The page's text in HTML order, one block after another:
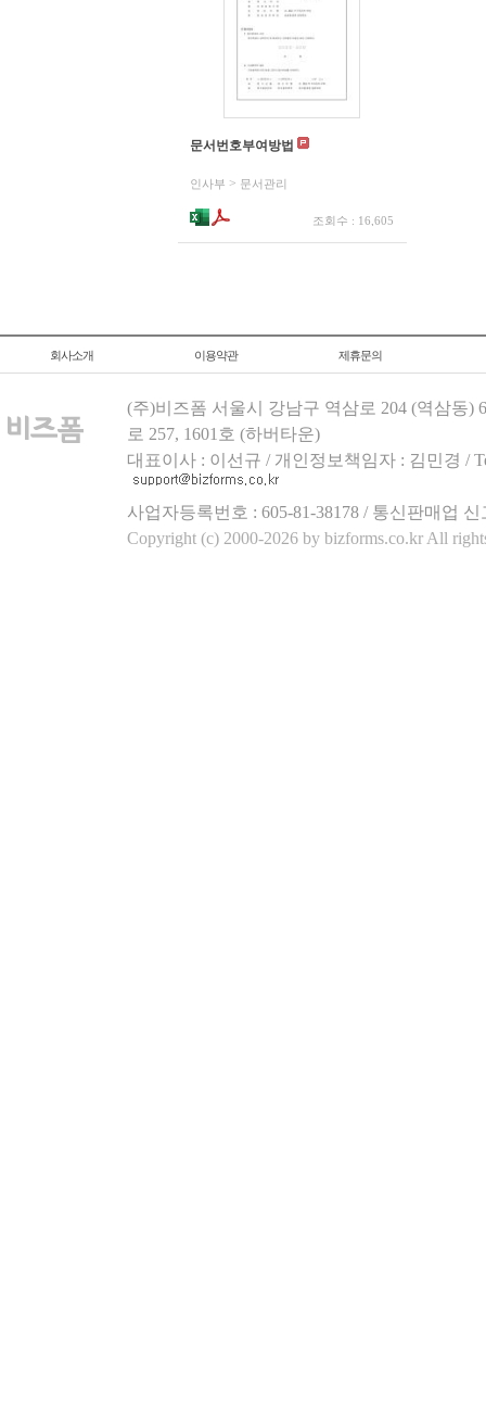
문서번호부여방법
인사부 > 문서관리
조회수 : 16,605
회사소개 이용약관 제휴문의
(주)비즈폼 서울시 강남구 역삼로 204 (역삼동)
로 257, 1601호 (하버타운)
대표이사 : 이선규 / 개인정보책임자 : 김민경 /
사업자등록번호 : 605-81-38178 / 통신판매업
Copyright (c) 2000-2026 by bizforms.co.kr All